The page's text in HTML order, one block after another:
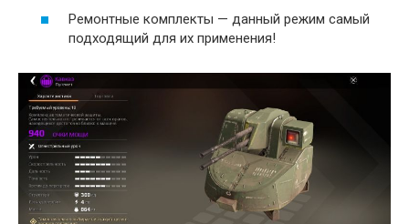
Ремонтные комплекты — данный режим самый
подходящий для их применения!